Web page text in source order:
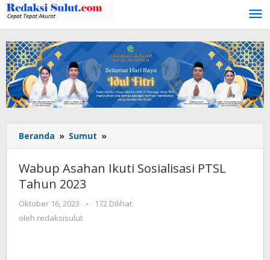
Lewati
ke
konten
Beranda » Sumut »
Asahan
Ikuti
Sosialisasi
Tahun
Wabup Asahan Ikuti Sosialisasi PTSL
Tahun 2023
Oktober 16, 2023
oleh
-
172 Dilihat
oleh redaksisulut